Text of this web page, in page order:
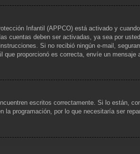
Infantil (APPCO) está activado y
cuentas deben ser activadas, ya sea por
Si no recibió ningún e-mail,
proporcionó es correcta, envíe un mensaje
escritos correctamente. Si lo están,
la programación, por lo que necesitaría ser